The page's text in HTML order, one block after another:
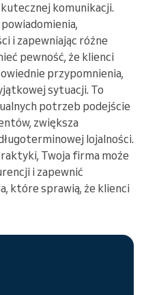
komunikacji.
i zapewniając różne
pewność, że klienci
przypomnienia,
sytuacji. To
potrzeb podejście
zwiększa
lojalności.
Twoja firma może
i zapewnić
które sprawią, że klienci